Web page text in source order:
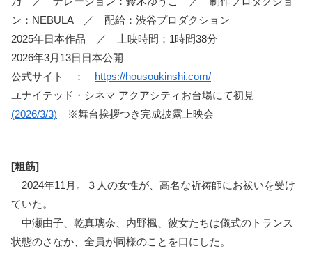
ン：NEBULA ／ 配給：渋谷プロダクション
2025年日本作品 ／ 上映時間：1時間38分
2026年3月13日日本公開
公式サイト ： https://housoukinshi.com/
ユナイテッド・シネマ アクアシティお台場にて初見
(2026/3/3) ※舞台挨拶つき完成披露上映会
[粗筋]
2024年11月。３人の女性が、高名な祈祷師にお祓いを受け
ていた。
中瀬由子、乾真璃奈、内野楓、彼女たちは儀式のトランス
状態のさなか、全員が同様のことを口にした。